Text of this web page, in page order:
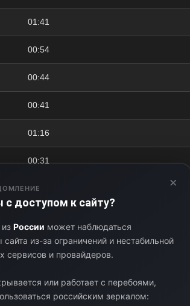
01:41
00:54
00:44
00:41
01:16
00:31
00:38
00:55
01:02
×
доступом к сайту?
России может наблюдаться
из-за ограничений и нестабильной
сервисов и провайдеров.
или работает с перебоями,
российским зеркалом: